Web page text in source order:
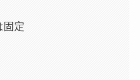
固定